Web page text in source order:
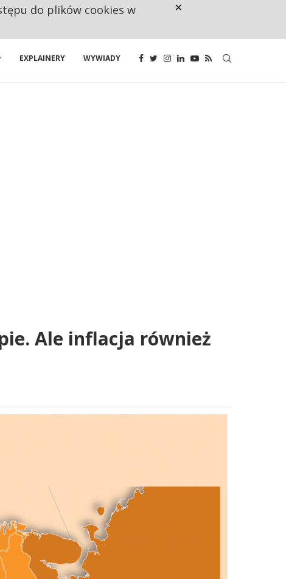
EXPLAINERY WYWIADY
Ale inflacja również
do plików cookies w
×